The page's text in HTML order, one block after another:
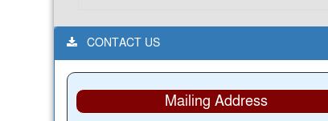
CONTACT US
Mailing Address